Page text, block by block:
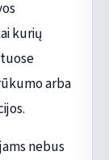
kurių
arba
nebus